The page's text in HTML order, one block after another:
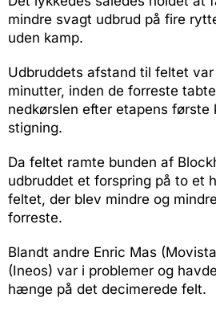
mindre svagt udbrud på fire
uden kamp.
Udbruddets afstand til feltet
minutter, inden de forreste
nedkørslen efter etapens første
stigning.
Da feltet ramte bunden af
udbruddet et forspring på to et
feltet, der blev mindre og
forreste.
Blandt andre Enric Mas
(Ineos) var i problemer og
hænge på det decimerede felt.